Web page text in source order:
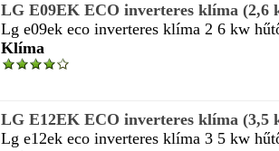
LG E09EK ECO inverteres klíma (2,6
Lg e09ek eco inverteres klíma 2 6 kw
Klíma
LG E12EK ECO inverteres klíma (3,5
Lg e12ek eco inverteres klíma 3 5 kw